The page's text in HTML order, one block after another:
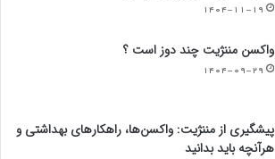
۱۴۰۴-۱۱-۱۹
واکسن مننژیت چند دوز است ؟
۱۴۰۴-۰۹-۲۹
پیشگیری از مننژیت: واکسن‌ها، راهکارهای بهداشتی و
هرآنچه باید بدانید